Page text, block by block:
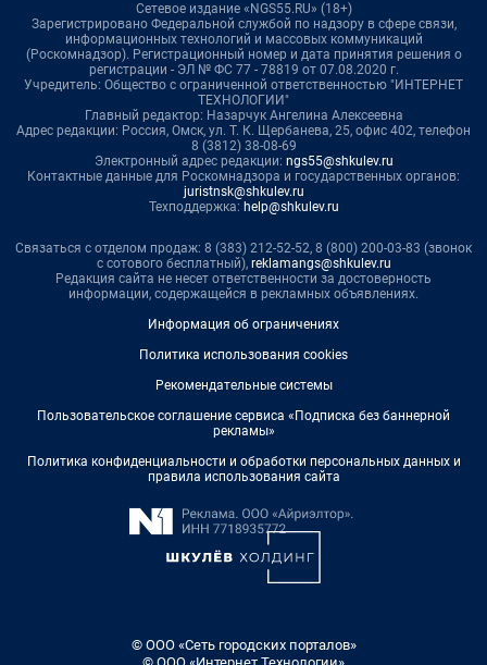
Сетевое издание «NGS55.RU» (18+)
Зарегистрировано Федеральной службой по надзору в сфере связи,
информационных технологий и массовых коммуникаций
(Роскомнадзор). Регистрационный номер и дата принятия решения о
регистрации - ЭЛ № ФС 77 - 78819 от 07.08.2020 г.
Учредитель: Общество с ограниченной ответственностью "ИНТЕРНЕТ
ТЕХНОЛОГИИ"
Главный редактор: Назарчук Ангелина Алексеевна
Адрес редакции: Россия, Омск, ул. Т. К. Щербанева, 25, офис 402, телефон
8 (3812) 38-08-69
Электронный адрес редакции: ngs55@shkulev.ru
Контактные данные для Роскомнадзора и государственных органов:
juristnsk@shkulev.ru
Техподдержка: help@shkulev.ru
Связаться с отделом продаж: 8 (383) 212-52-52, 8 (800) 200-03-83 (звонок
с сотового бесплатный), reklamangs@shkulev.ru
Редакция сайта не несет ответственности за достоверность
информации, содержащейся в рекламных объявлениях.
Информация об ограничениях
Политика использования cookies
Рекомендательные системы
Пользовательское соглашение сервиса «Подписка без баннерной
рекламы»
Политика конфиденциальности и обработки персональных данных и
правила использования сайта
© ООО «Сеть городских порталов»